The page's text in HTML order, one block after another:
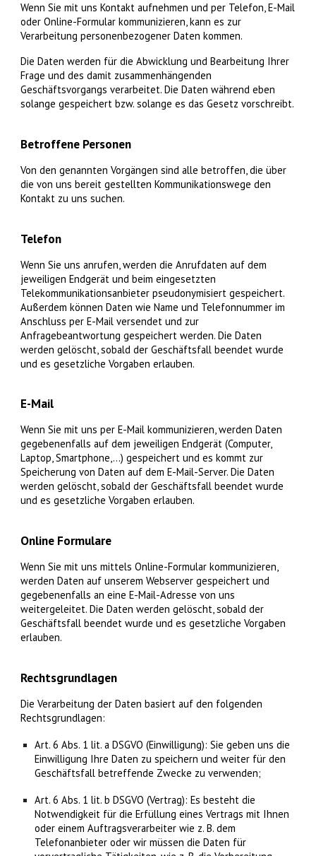
Wenn Sie mit uns Kontakt aufnehmen und per Telefon, E-Mail
oder Online-Formular kommunizieren, kann es zur
Verarbeitung personenbezogener Daten kommen.
Die Daten werden für die Abwicklung und Bearbeitung Ihrer
Frage und des damit zusammenhängenden
Geschäftsvorgangs verarbeitet. Die Daten während eben
solange gespeichert bzw. solange es das Gesetz vorschreibt.
Betroffene Personen
Von den genannten Vorgängen sind alle betroffen, die über
die von uns bereit gestellten Kommunikationswege den
Kontakt zu uns suchen.
Telefon
Wenn Sie uns anrufen, werden die Anrufdaten auf dem
jeweiligen Endgerät und beim eingesetzten
Telekommunikationsanbieter pseudonymisiert gespeichert.
Außerdem können Daten wie Name und Telefonnummer im
Anschluss per E-Mail versendet und zur
Anfragebeantwortung gespeichert werden. Die Daten
werden gelöscht, sobald der Geschäftsfall beendet wurde
und es gesetzliche Vorgaben erlauben.
E-Mail
Wenn Sie mit uns per E-Mail kommunizieren, werden Daten
gegebenenfalls auf dem jeweiligen Endgerät (Computer,
Laptop, Smartphone,…) gespeichert und es kommt zur
Speicherung von Daten auf dem E-Mail-Server. Die Daten
werden gelöscht, sobald der Geschäftsfall beendet wurde
und es gesetzliche Vorgaben erlauben.
Online Formulare
Wenn Sie mit uns mittels Online-Formular kommunizieren,
werden Daten auf unserem Webserver gespeichert und
gegebenenfalls an eine E-Mail-Adresse von uns
weitergeleitet. Die Daten werden gelöscht, sobald der
Geschäftsfall beendet wurde und es gesetzliche Vorgaben
erlauben.
Rechtsgrundlagen
Die Verarbeitung der Daten basiert auf den folgenden
Rechtsgrundlagen:
Art. 6 Abs. 1 lit. a DSGVO (Einwilligung): Sie geben uns die
Einwilligung Ihre Daten zu speichern und weiter für den
Geschäftsfall betreffende Zwecke zu verwenden;
Art. 6 Abs. 1 lit. b DSGVO (Vertrag): Es besteht die
Notwendigkeit für die Erfüllung eines Vertrags mit Ihnen
oder einem Auftragsverarbeiter wie z. B. dem
Telefonanbieter oder wir müssen die Daten für